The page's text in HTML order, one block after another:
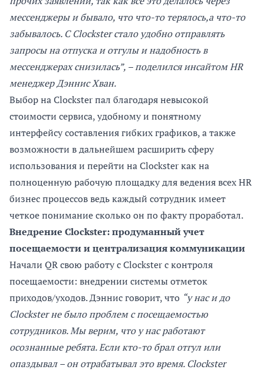
мессенджеры и бывало, что что-то терялось,а что-то
забывалось. С Clockster стало удобно отправлять
запросы на отпуска и отгулы и надобность в
мессенджерах снизилась”, – поделился инсайтом HR
менеджер Дэннис Хван.
Выбор на Clockster пал благодаря невысокой
стоимости сервиса, удобному и понятному
интерфейсу составления гибких графиков, а также
возможности в дальнейшем расширить сферу
использования и перейти на Clockster как на
полноценную рабочую площадку для ведения всех HR
бизнес процессов ведь каждый сотрудник имеет
четкое понимание сколько он по факту проработал.
Внедрение Clockster: продуманный учет
посещаемости и централизация коммуникации
Начали QR свою работу с Clockster с контроля
посещаемости: внедрении системы отметок
приходов/уходов. Дэннис говорит, что “у нас и до
Clockster не было проблем с посещаемостью
сотрудников. Мы верим, что у нас работают
осознанные ребята. Если кто-то брал отгул или
опаздывал – он отрабатывал это время. Clockster